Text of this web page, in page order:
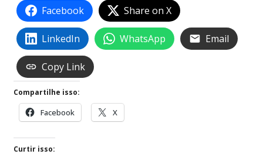
Facebook Share on X
LinkedIn WhatsApp Email
Copy Link
Compartilhe isso:
Facebook X
Curtir isso: